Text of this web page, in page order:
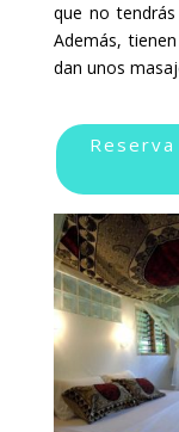
que no
Además,
dan unos